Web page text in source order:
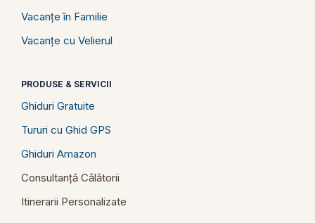
Vacanțe în Familie
Vacanțe cu Velierul
PRODUSE & SERVICII
Ghiduri Gratuite
Tururi cu Ghid GPS
Ghiduri Amazon
Consultanță Călătorii
Itinerarii Personalizate